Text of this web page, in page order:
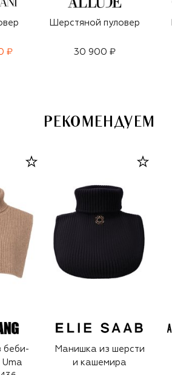
₽
Шерстяной пуловер
30 900 ₽
РЕКОМЕНДУЕМ
беби-
Манишка из шерсти
и кашемира